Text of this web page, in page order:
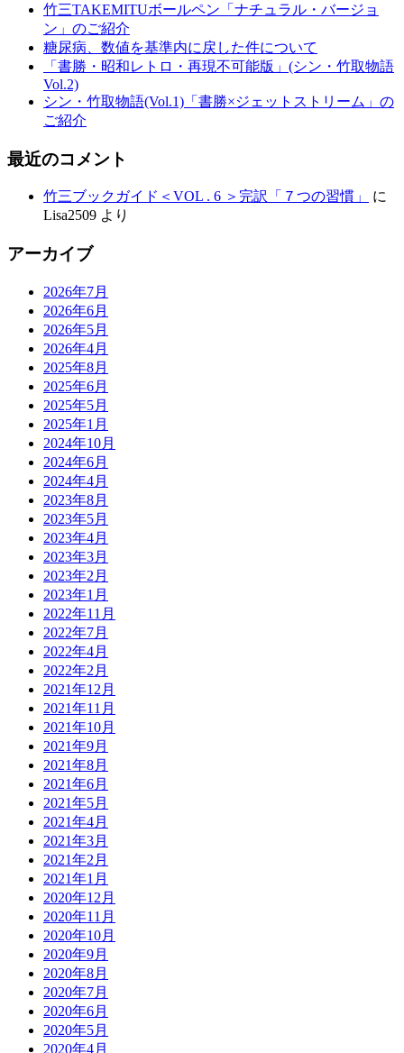
竹三TAKEMITUボールペン「ナチュラル・バージョ
ン」のご紹介
糖尿病、数値を基準内に戻した件について
「書勝・昭和レトロ・再現不可能版」(シン・竹取物語
Vol.2)
シン・竹取物語(Vol.1)「書勝×ジェットストリーム」の
ご紹介
最近のコメント
竹三ブックガイド＜VOL . 6 ＞完訳「７つの習慣」
に
Lisa2509 より
アーカイブ
2026年7月
2026年6月
2026年5月
2026年4月
2025年8月
2025年6月
2025年5月
2025年1月
2024年10月
2024年6月
2024年4月
2023年8月
2023年5月
2023年4月
2023年3月
2023年2月
2023年1月
2022年11月
2022年7月
2022年4月
2022年2月
2021年12月
2021年11月
2021年10月
2021年9月
2021年8月
2021年6月
2021年5月
2021年4月
2021年3月
2021年2月
2021年1月
2020年12月
2020年11月
2020年10月
2020年9月
2020年8月
2020年7月
2020年6月
2020年5月
2020年4月